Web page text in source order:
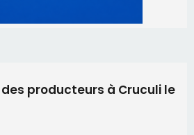
producteurs à Cruculi le